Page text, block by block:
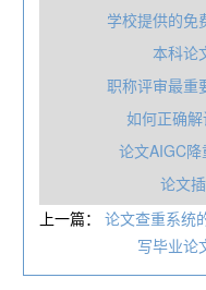
学校提供的免
本科论
职称评审最重
如何正确解
论文AIGC降
论文
上一篇： 论文查重系统
写毕业论